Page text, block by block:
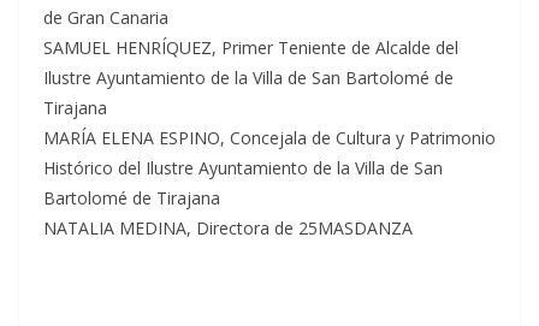
de Gran Canaria
SAMUEL HENRÍQUEZ, Primer Teniente de Alcalde del
Ilustre Ayuntamiento de la Villa de San Bartolomé de
Tirajana
MARÍA ELENA ESPINO, Concejala de Cultura y Patrimonio
Histórico del Ilustre Ayuntamiento de la Villa de San
Bartolomé de Tirajana
NATALIA MEDINA, Directora de 25MASDANZA